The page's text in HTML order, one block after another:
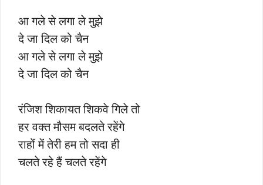
आ गले से लगा ले मुझे
दे जा दिल को चैन
आ गले से लगा ले मुझे
दे जा दिल को चैन
रंजिश शिकायत शिकवे गिले तो
हर वक्त मौसम बदलते रहेंगे
राहों में तेरी हम तो सदा ही
चलते रहे हैं चलते रहेंगे